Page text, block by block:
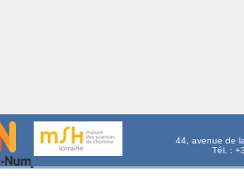
44, avenue de
Tél. :